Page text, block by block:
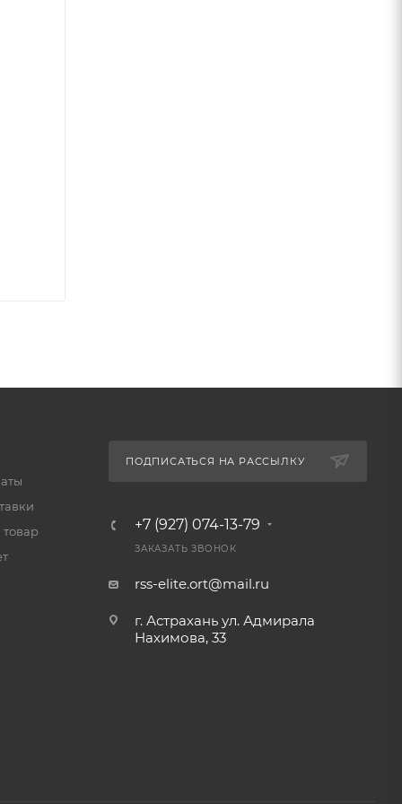
ПОДПИСАТЬСЯ НА РАССЫЛКУ
+7 (927) 074-13-79
ЗАКАЗАТЬ ЗВОНОК
rss-elite.ort@mail.ru
г. Астрахань ул. Адмирала
Нахимова, 33